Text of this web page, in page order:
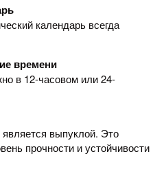
календарь всегда
времени
в 12-часовом или 24-
выпуклой. Это
прочности и устойчивости